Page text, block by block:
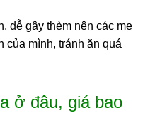
dễ gây thèm nên các mẹ
của mình, tránh ăn quá
ở đâu, giá bao